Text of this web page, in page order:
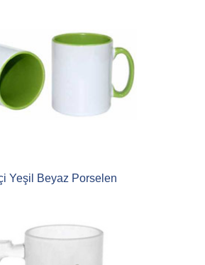
Yeşil Beyaz Porselen